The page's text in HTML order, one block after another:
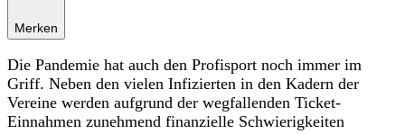
Merken
Die Pandemie hat auch den Profisport noch immer im
Griff. Neben den vielen Infizierten in den Kadern der
Vereine werden aufgrund der wegfallenden Ticket-
Einnahmen zunehmend finanzielle Schwierigkeiten